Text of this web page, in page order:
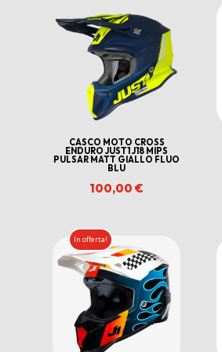
era:
120,00 €.90,00 €.
CASCO MOTO CROSS
ENDURO JUST1 J18 MIPS
PULSAR MATT GIALLO FLUO
BLU
100,00€
In offerta!